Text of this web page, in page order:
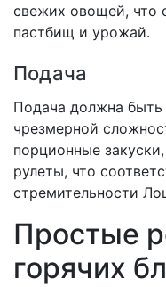
свежих овощей, что
пастбищ и урожай.
Подача
Подача должна быть
чрезмерной
порционные
рулеты, что
стремительности
Простые
горячих